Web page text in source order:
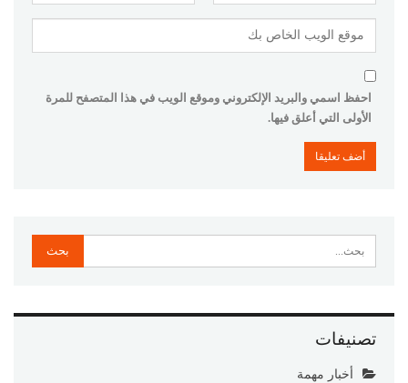
احفظ اسمي والبريد الإلكتروني وموقع الويب في هذا المتصفح للمرة
الأولى التي أعلق فيها.
تصنيفات
أخبار مهمة